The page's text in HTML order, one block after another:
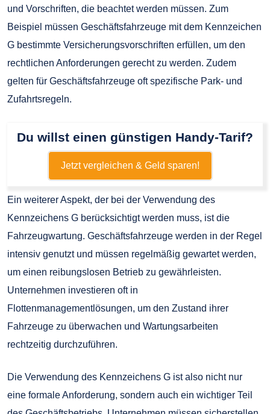
und Vorschriften, die beachtet werden müssen. Zum
Beispiel müssen Geschäftsfahrzeuge mit dem Kennzeichen
G bestimmte Versicherungsvorschriften erfüllen, um den
rechtlichen Anforderungen gerecht zu werden. Zudem
gelten für Geschäftsfahrzeuge oft spezifische Park- und
Zufahrtsregeln.
Du willst einen günstigen Handy-Tarif?
Jetzt vergleichen & Geld sparen!
Ein weiterer Aspekt, der bei der Verwendung des
Kennzeichens G berücksichtigt werden muss, ist die
Fahrzeugwartung. Geschäftsfahrzeuge werden in der Regel
intensiv genutzt und müssen regelmäßig gewartet werden,
um einen reibungslosen Betrieb zu gewährleisten.
Unternehmen investieren oft in
Flottenmanagementlösungen, um den Zustand ihrer
Fahrzeuge zu überwachen und Wartungsarbeiten
rechtzeitig durchzuführen.
Die Verwendung des Kennzeichens G ist also nicht nur
eine formale Anforderung, sondern auch ein wichtiger Teil